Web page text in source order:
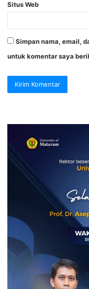
Situs Web
Simpan nama, email,
untuk komentar saya